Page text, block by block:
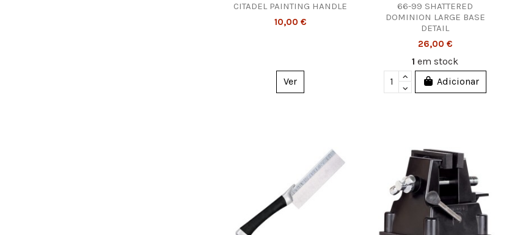
CITADEL PAINTING HANDLE
10,00 €
Ver
66-99 SHATTERED
DOMINION LARGE BASE
DETAIL
26,00 €
1em stock
Adicionar